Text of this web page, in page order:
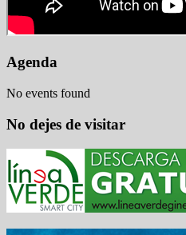
Agenda
No events found
No dejes de visitar